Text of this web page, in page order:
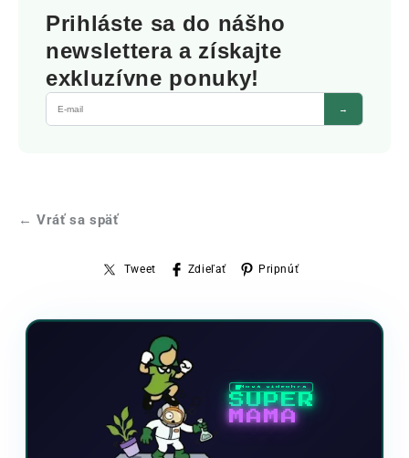
Prihláste sa do nášho
newslettera a získajte
exkluzívne ponuky!
→
← Vráť sa späť
Tweet Zdieľať Pripnúť
Nová videohra
SUPER
MAMA